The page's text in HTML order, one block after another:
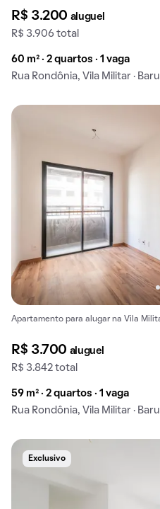
R$ 3.200 aluguel
R$ 3.906 total
60 m² · 2 quartos · 1 vaga
Rua Rondônia, Vila Militar ·
Apartamento para alugar na Vila
R$ 3.700 aluguel
R$ 3.842 total
59 m² · 2 quartos · 1 vaga
Rua Rondônia, Vila Militar ·
Exclusivo